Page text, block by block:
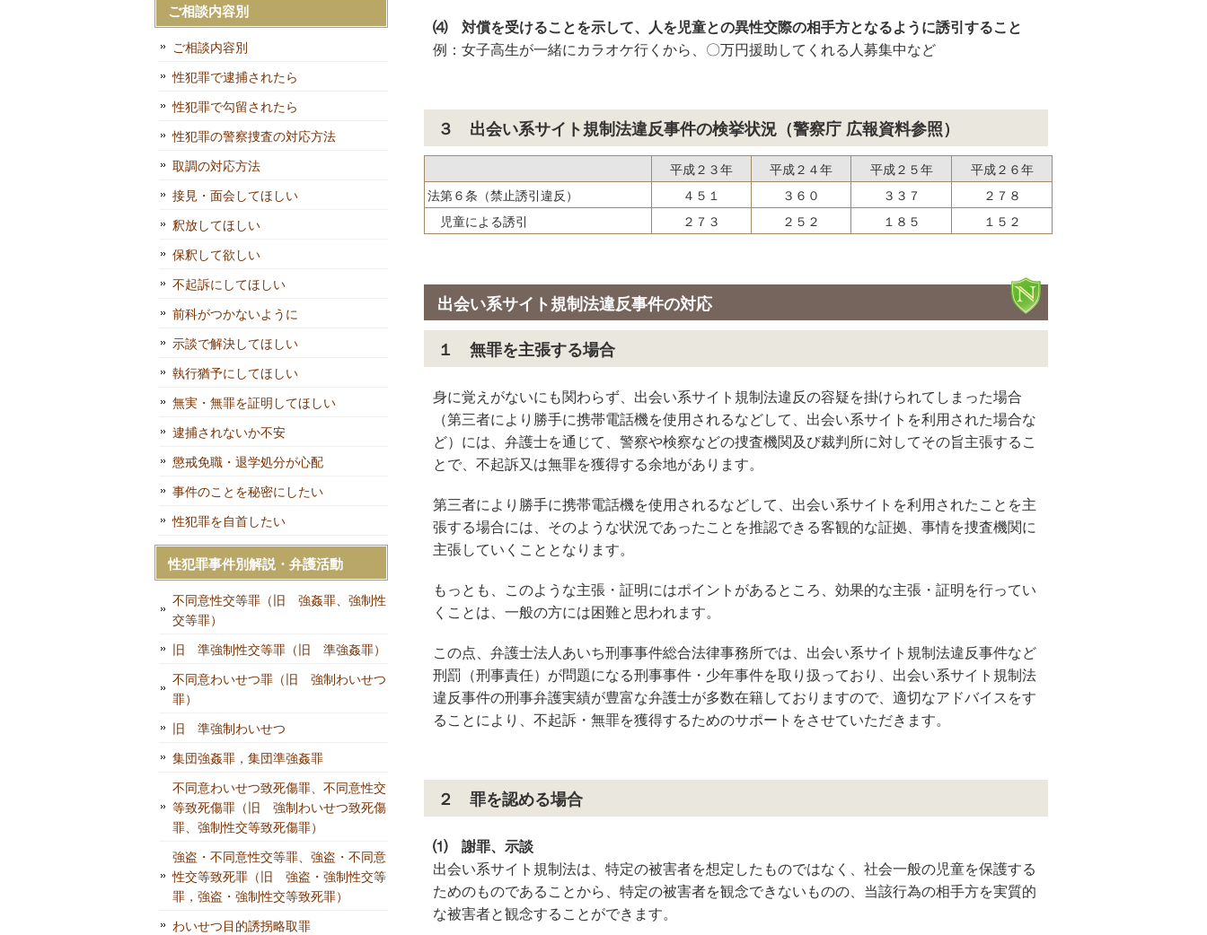
⑷ 対償を受けることを示して、人を児童との異性交際の相手方となるように誘引すること
例：女子高生が一緒にカラオケ行くから、〇万円援助してくれる人募集中など
３ 出会い系サイト規制法違反事件の検挙状況（警察庁 広報資料参照）
平成２３年 平成２４年 平成２５年
平成２６年
法第６条（禁止誘引違反）
４５１ ３６０ ３３７
２７８
児童による誘引
２７３ ２５２ １８５ １５２
出会い系サイト規制法違反事件の対応
１ 無罪を主張する場合
身に覚えがないにも関わらず、出会い系サイト規制法違反の容疑を掛けられてしまった場合
（第三者により勝手に携帯電話機を使用されるなどして、出会い系サイトを利用された場合な
ど）には、弁護士を通じて、警察や検察などの捜査機関及び裁判所に対してその旨主張するこ
とで、不起訴又は無罪を獲得する余地があります。
第三者により勝手に携帯電話機を使用されるなどして、出会い系サイトを利用されたことを主
張する場合には、そのような状況であったことを推認できる客観的な証拠、事情を捜査機関に
主張していくこととなります。
もっとも、このような主張・証明にはポイントがあるところ、効果的な主張・証明を行ってい
くことは、一般の方には困難と思われます。
この点、弁護士法人あいち刑事事件総合法律事務所では、出会い系サイト規制法違反事件など
刑罰（刑事責任）が問題になる刑事事件・少年事件を取り扱っており、出会い系サイト規制法
違反事件の刑事弁護実績が豊富な弁護士が多数在籍しておりますので、適切なアドバイスをす
ることにより、不起訴・無罪を獲得するためのサポートをさせていただきます。
２ 罪を認める場合
⑴ 謝罪、示談
出会い系サイト規制法は、特定の被害者を想定したものではなく、社会一般の児童を保護する
ためのものであることから、特定の被害者を観念できないものの、当該行為の相手方を実質的
な被害者と観念することができます。
ご相談内容別
ご相談内容別
性犯罪で逮捕されたら
性犯罪で勾留されたら
性犯罪の警察捜査の対応方法
取調の対応方法
接見・面会してほしい
釈放してほしい
保釈して欲しい
不起訴にしてほしい
前科がつかないように
示談で解決してほしい
執行猶予にしてほしい
無実・無罪を証明してほしい
逮捕されないか不安
懲戒免職・退学処分が心配
事件のことを秘密にしたい
性犯罪を自首したい
性犯罪事件別解説・弁護活動
不同意性交等罪（旧 強姦罪、強制性
交等罪）
旧 準強制性交等罪（旧 準強姦罪）
不同意わいせつ罪（旧 強制わいせつ
罪）
旧 準強制わいせつ
集団強姦罪，集団準強姦罪
不同意わいせつ致死傷罪、不同意性交
等致死傷罪（旧 強制わいせつ致死傷
罪、強制性交等致死傷罪）
強盗・不同意性交等罪、強盗・不同意
性交等致死罪（旧 強盗・強制性交等
罪，強盗・強制性交等致死罪）
わいせつ目的誘拐略取罪